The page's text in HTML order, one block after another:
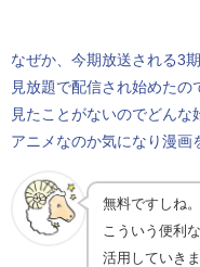
なぜか、今期放送される3
見放題で配信され始めたの
見たことがないのでどんな
アニメなのか気になり漫画
無料ですしね。
こういう便利
活用していきま